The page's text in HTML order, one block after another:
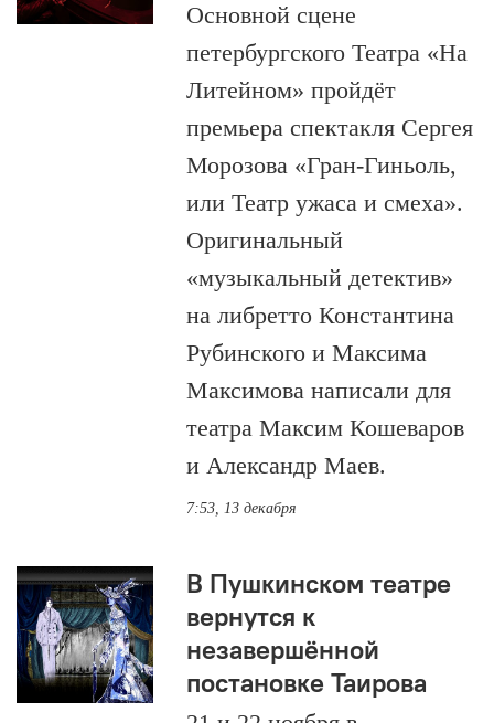
Основной сцене
петербургского Театра «На
Литейном» пройдёт
премьера спектакля Сергея
Морозова «Гран-Гиньоль,
или Театр ужаса и смеха».
Оригинальный
«музыкальный детектив»
на либретто Константина
Рубинского и Максима
Максимова написали для
театра Максим Кошеваров
и Александр Маев.
7:53, 13 декабря
В Пушкинском театре
вернутся к
незавершённой
постановке Таирова